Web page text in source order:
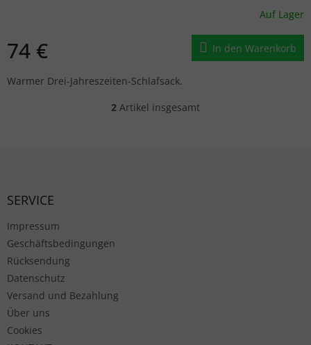
Auf Lager
74 € In den Warenkorb
Warmer Drei-Jahreszeiten-Schlafsack.
Steuerelemente der Liste
2 Artikel insgesamt
SERVICE
Impressum
Geschäftsbedingungen
Rücksendung
Datenschutz
Versand und Bezahlung
Über uns
Cookies